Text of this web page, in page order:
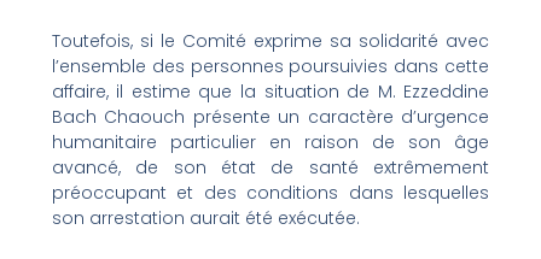
Toutefois, si le Comité exprime sa solidarité avec
l’ensemble des personnes poursuivies dans cette
affaire, il estime que la situation de M. Ezzeddine
Bach Chaouch présente un caractère d’urgence
humanitaire particulier en raison de son âge
avancé, de son état de santé extrêmement
préoccupant et des conditions dans lesquelles
son arrestation aurait été exécutée.